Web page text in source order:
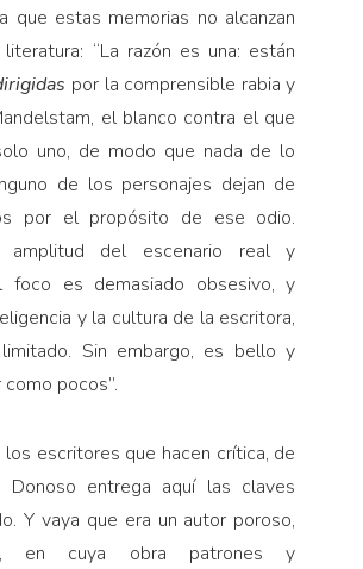
que estas memorias no alcanzan
“La razón es una: están
por la comprensible rabia y
el blanco contra el que
uno, de modo que nada de lo
de los personajes dejan de
por el propósito de ese odio.
del escenario real y
foco es demasiado obsesivo, y
y la cultura de la escritora,
Sin embargo, es bello y
pocos”.
escritores que hacen crítica, de
Donoso entrega aquí las claves
Y vaya que era un autor poroso,
en cuya obra patrones y